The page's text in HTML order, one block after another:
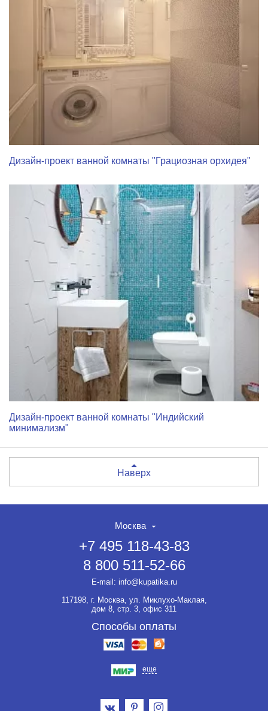
Дизайн-проект ванной комнаты "Грациозная орхидея"
Дизайн-проект ванной комнаты "Индийский
минимализм"
Наверх
Москва
+7 495 118-43-83
8 800 511-52-66
E-mail: info@kupatika.ru
117198, г. Москва, ул. Миклухо-Маклая,
дом 8, стр. 3, офис 311
Способы оплаты
еще